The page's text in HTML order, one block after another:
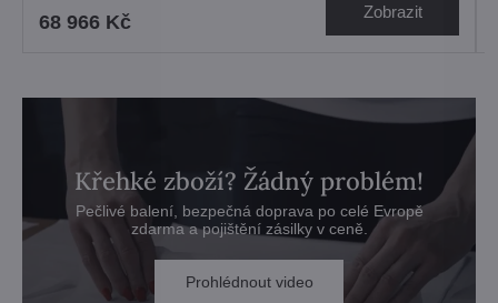
68 966 Kč Zobrazit
Křehké zboží? Žádný problém!
Pečlivé balení, bezpečná doprava po celé Evropě
zdarma a pojištění zásilky v ceně.
Prohlédnout video